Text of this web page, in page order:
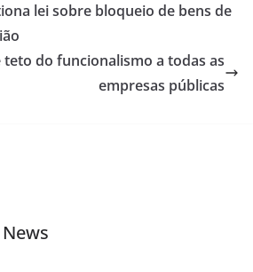
lei sobre bloqueio de bens de
teto do funcionalismo a todas as
empresas públicas